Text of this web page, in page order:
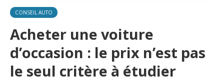
CONSEIL AUTO
Acheter une voiture
d’occasion : le prix n’est pas
le seul critère à étudier